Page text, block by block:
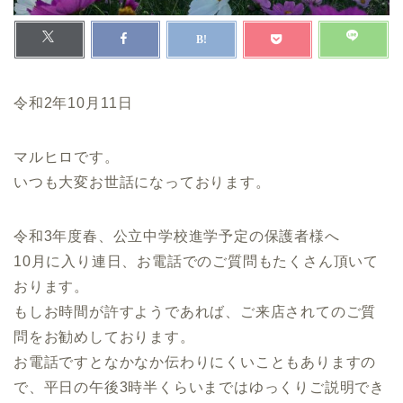
令和2年10月11日
マルヒロです。
いつも大変お世話になっております。
令和3年度春、公立中学校進学予定の保護者様へ
10月に入り連日、お電話でのご質問もたくさん頂いて
おります。
もしお時間が許すようであれば、ご来店されてのご質
問をお勧めしております。
お電話ですとなかなか伝わりにくいこともありますの
で、平日の午後3時半くらいまではゆっくりご説明でき